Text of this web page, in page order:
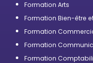
Formation Arts
Formation Bien-être
Formation
Formation
Formation